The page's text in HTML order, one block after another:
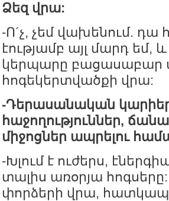
Ձեզ վրա:
-Ո´չ, չեմ վախենում. դա
էությամբ այլ մարդ
կերպարը բացասաբար
հոգեկերտվածքի վրա:
-Դերասանական
հաջողություններ,
միջոցներ ապրելու
-Խլում է ուժերս,
տալիս առօրյա
փորձերի վրա,